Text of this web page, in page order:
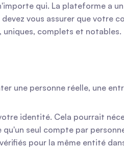
qui. La plateforme a
vous assurer que
complets et notables.
une personne réelle, une
identité. Cela pourrait
qu'un seul compte par
pour la même entité